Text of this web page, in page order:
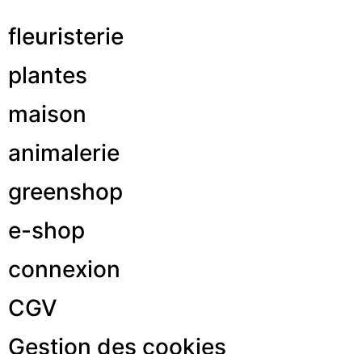
fleuristerie
plantes
maison
animalerie
greenshop
e-shop
connexion
CGV
Gestion des cookies